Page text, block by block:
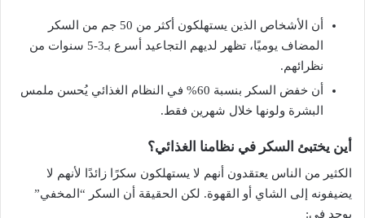
أن الأشخاص الذين يستهلكون أكثر من 50 جم من السكر
المضاف يوميًا، تظهر لديهم التجاعيد أسرع بـ3-5 سنوات من
نظرائهم.
أن خفض السكر بنسبة 60% في النظام الغذائي يُحسن ملمس
البشرة ولونها خلال شهرين فقط.
أين يختبئ السكر في نظامنا الغذائي؟
الكثير من الناس يعتقدون أنهم لا يستهلكون سكرًا زائدًا لأنهم لا
يضيفونه إلى الشاي أو القهوة. لكن الحقيقة أن السكر “المخفي”
يوجد في: